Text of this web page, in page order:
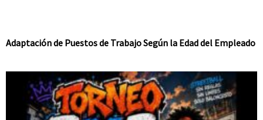
Adaptación de Puestos de Trabajo Según la Edad del Empleado